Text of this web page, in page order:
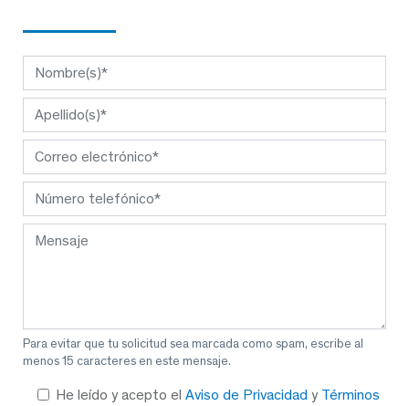
Para evitar que tu solicitud sea marcada como spam, escribe al
menos 15 caracteres en este mensaje.
He leído y acepto el Aviso de Privacidad y Términos